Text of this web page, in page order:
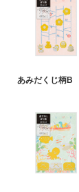
あみだくじ柄B